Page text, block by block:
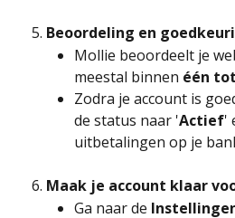
Beoordeling en
Mollie beoordeelt je
meestal binnen één
Zodra je account is
de status naar 'Actief'
uitbetalingen op je
Maak je account klaar
Ga naar de